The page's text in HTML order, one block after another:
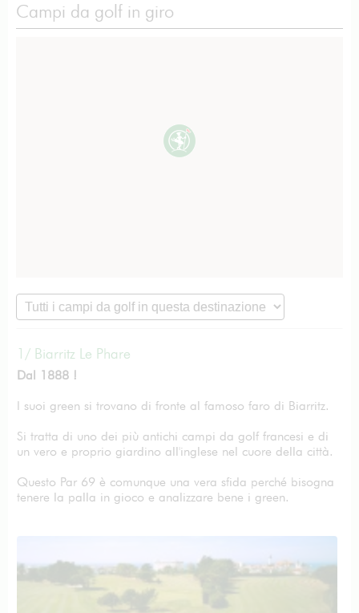
Campi da golf in giro
1/ Biarritz Le Phare
Dal 1888 !
I suoi green si trovano di fronte al famoso faro di Biarritz.
Si tratta di uno dei più antichi campi da golf francesi e di
un vero e proprio giardino all'inglese nel cuore della città.
Questo Par 69 è comunque una vera sfida perché bisogna
tenere la palla in gioco e analizzare bene i green.